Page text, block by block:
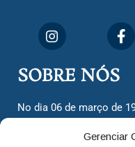
Gerenciar
SOBRE NÓS
No dia 06 de março de
cidadãos valinhenses,